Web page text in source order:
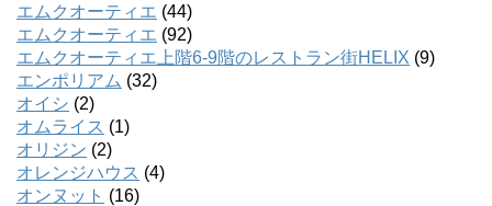
エムクオーティエ (44)
エムクオーティエ (92)
エムクオーティエ上階6-9階のレストラン街HELIX (9)
エンポリアム (32)
オイシ (2)
オムライス (1)
オリジン (2)
オレンジハウス (4)
オンヌット (16)